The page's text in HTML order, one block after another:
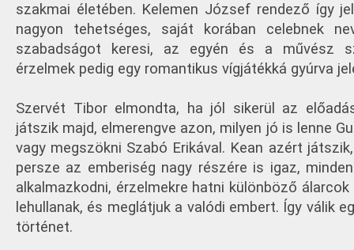
szakmai életében. Kelemen József rendező így
nagyon tehetséges, saját korában celebnek
szabadságot keresi, az egyén és a művész
érzelmek pedig egy romantikus vígjátékká gyúrva
Szervét Tibor elmondta, ha jól sikerül az
játszik majd, elmerengve azon, milyen jó is lenne
vagy megszökni Szabó Erikával. Kean azért
persze az emberiség nagy részére is igaz,
alkalmazkodni, érzelmekre hatni különböző
lehullanak, és meglátjuk a valódi embert. Így válik
történet.